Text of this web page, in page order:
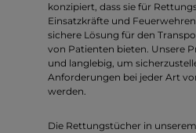
konzipiert, dass sie für
Einsatzkräfte und
sichere Lösung für den
von Patienten bieten. Unsere
und langlebig, um
Anforderungen bei jeder Art
werden.
Die Rettungstücher in